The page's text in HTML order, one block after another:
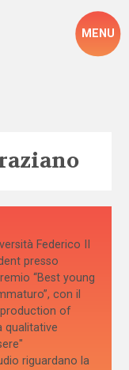
MENU
Federico II
presso
“Best young
con il
of
qualitative
riguardano la